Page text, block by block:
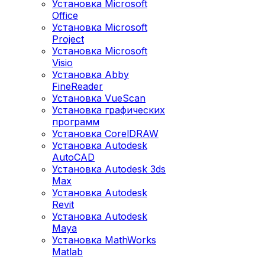
Установка Microsoft
Office
Установка Microsoft
Project
Установка Microsoft
Visio
Установка Abby
FineReader
Установка VueScan
Установка графических
программ
Установка CorelDRAW
Установка Autodesk
AutoCAD
Установка Autodesk 3ds
Max
Установка Autodesk
Revit
Установка Autodesk
Maya
Установка MathWorks
Matlab